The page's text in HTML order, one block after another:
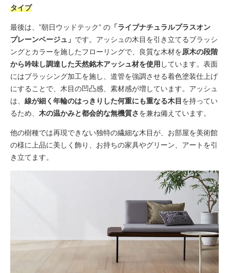
タイプ
最後は、”朝日ウッドテック” の 「ライブナチュラルプラスオン
プレーンベージュ」 です。アッシュの木目を引き立てるブラッシ
ングとカラーを施したフローリングで、良質な木材を原木の段階
から吟味し調達した天然銘木アッシュ材を使用 しています。表面
にはブラッシング加工を施し、道管を強調させる着色塗装仕上げ
にすることで、木目の凹凸感、素材感が増しています。アッシュ
は、 線が細く年輪のはっきりした何重にも重なる木目 を持ってい
るため、 木の温かみと都会的な無機質さを兼ね備えています。
他の樹種では再現できない独特の繊細な木目が、お部屋を美術館
の様に上品に美しく飾り、お持ちの家具やグリーン、アートを引
き立てます。